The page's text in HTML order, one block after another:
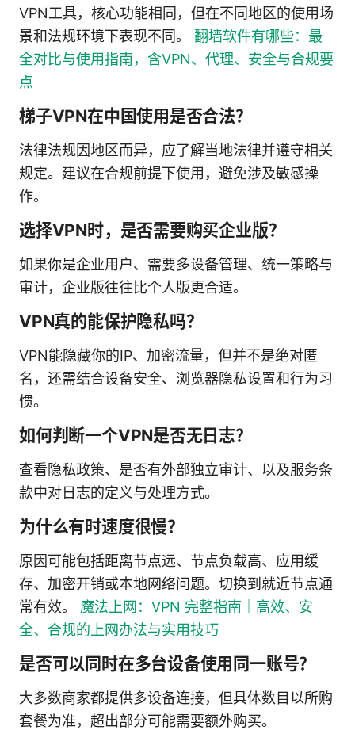
VPN工具，核心功能相同，但在不同地区的使用场
景和法规环境下表现不同。 翻墙软件有哪些：最
全对比与使用指南，含VPN、代理、安全与合规要
点
梯子VPN在中国使用是否合法？
法律法规因地区而异，应了解当地法律并遵守相关
规定。建议在合规前提下使用，避免涉及敏感操
作。
选择VPN时，是否需要购买企业版？
如果你是企业用户、需要多设备管理、统一策略与
审计，企业版往往比个人版更合适。
VPN真的能保护隐私吗？
VPN能隐藏你的IP、加密流量，但并不是绝对匿
名，还需结合设备安全、浏览器隐私设置和行为习
惯。
如何判断一个VPN是否无日志？
查看隐私政策、是否有外部独立审计、以及服务条
款中对日志的定义与处理方式。
为什么有时速度很慢？
原因可能包括距离节点远、节点负载高、应用缓
存、加密开销或本地网络问题。切换到就近节点通
常有效。 魔法上网：VPN 完整指南｜高效、安
全、合规的上网办法与实用技巧
是否可以同时在多台设备使用同一账号？
大多数商家都提供多设备连接，但具体数目以所购
套餐为准，超出部分可能需要额外购买。